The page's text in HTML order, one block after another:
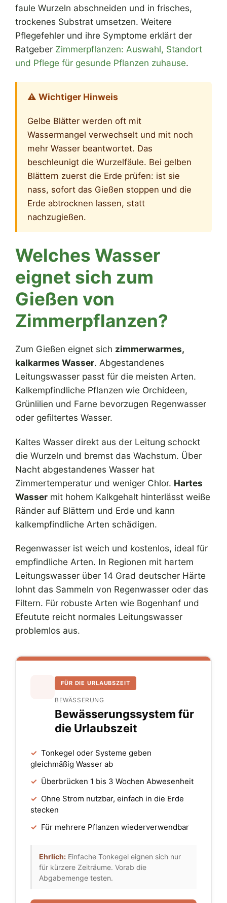
faule Wurzeln abschneiden und in frisches,
trockenes Substrat umsetzen. Weitere
Pflegefehler und ihre Symptome erklärt der
Ratgeber Zimmerpflanzen: Auswahl, Standort
und Pflege für gesunde Pflanzen zuhause.
⚠️ Wichtiger Hinweis
Gelbe Blätter werden oft mit
Wassermangel verwechselt und mit noch
mehr Wasser beantwortet. Das
beschleunigt die Wurzelfäule. Bei gelben
Blättern zuerst die Erde prüfen: ist sie
nass, sofort das Gießen stoppen und die
Erde abtrocknen lassen, statt
nachzugießen.
Welches Wasser
eignet sich zum
Gießen von
Zimmerpflanzen?
Zum Gießen eignet sich zimmerwarmes,
kalkarmes Wasser. Abgestandenes
Leitungswasser passt für die meisten Arten.
Kalkempfindliche Pflanzen wie Orchideen,
Grünlilien und Farne bevorzugen Regenwasser
oder gefiltertes Wasser.
Kaltes Wasser direkt aus der Leitung schockt
die Wurzeln und bremst das Wachstum. Über
Nacht abgestandenes Wasser hat
Zimmertemperatur und weniger Chlor. Hartes
Wasser mit hohem Kalkgehalt hinterlässt weiße
Ränder auf Blättern und Erde und kann
kalkempfindliche Arten schädigen.
Regenwasser ist weich und kostenlos, ideal für
empfindliche Arten. In Regionen mit hartem
Leitungswasser über 14 Grad deutscher Härte
lohnt das Sammeln von Regenwasser oder das
Filtern. Für robuste Arten wie Bogenhanf und
Efeutute reicht normales Leitungswasser
problemlos aus.
FÜR DIE URLAUBSZEIT
BEWÄSSERUNG
Bewässerungssystem für
die Urlaubszeit
✓ Tonkegel oder Systeme geben
gleichmäßig Wasser ab
✓ Überbrücken 1 bis 3 Wochen Abwesenheit
✓ Ohne Strom nutzbar, einfach in die Erde
stecken
✓ Für mehrere Pflanzen wiederverwendbar
Ehrlich: Einfache Tonkegel eignen sich nur
für kürzere Zeiträume. Vorab die
Abgabemenge testen.